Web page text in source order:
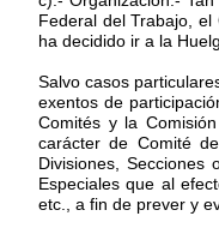
Federal del Trabajo,
ha decidido ir a la
Salvo casos
exentos de
Comités y la
carácter de Comité
Divisiones, Secciones
Especiales que al
etc., a fin de prever y